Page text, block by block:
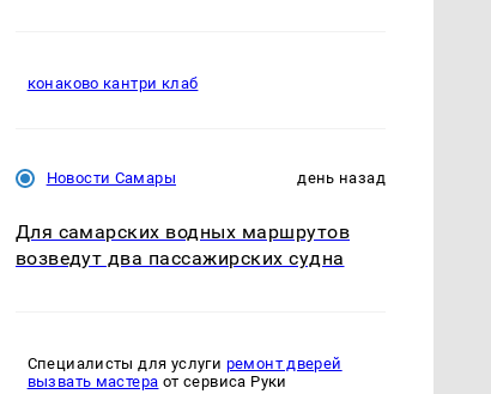
конаково кантри клаб
Новости Самары день назад
Для самарских водных маршрутов
возведут два пассажирских судна
Специалисты для услуги ремонт дверей
вызвать мастера от сервиса Руки